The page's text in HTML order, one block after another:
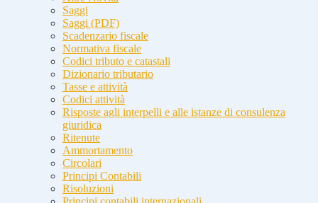
Saggi
Saggi (PDF)
Scadenzario fiscale
Normativa fiscale
Codici tributo e catastali
Dizionario tributario
Tasse e attività
Codici attività
Risposte agli interpelli e alle istanze di consulenza
giuridica
Ritenute
Ammortamento
Circolari
Principi Contabili
Risoluzioni